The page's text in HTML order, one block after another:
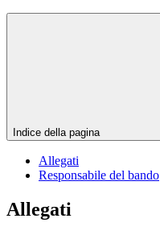
Indice della pagina
Allegati
Responsabile del bando
Allegati